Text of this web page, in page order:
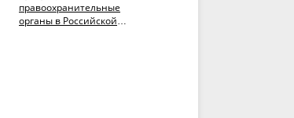
правоохранительные
органы в Российской